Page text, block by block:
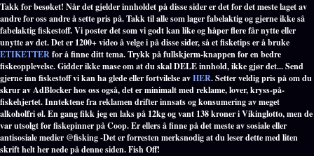
Takk for besøket! Når det gjelder innholdet på disse sider er det for det meste laget av
andre for oss andre å sette pris på. Takk til alle som lager fabelaktig og gjerne ikke så
fabelaktig fiskestoff. Vi poster det som vi godt kan like og håper flere får nytte eller
unytte av det. Det er 1200+ video å velge i på disse sider, så et fisketips er å bruke
ETIKETTERfor å finne ditt tema. Trykk på fullskjerm-knappen for en bedre
fiskeopplevelse. Gidder ikke mase om at du skal DELE innhold, ikke gjør det... Send
gjerne inn fiskestoff vi kan ha glede eller fortvilelse avHER. Setter veldig pris på om du
skrur av AdBlocker hos oss også, det er minimalt med reklame, lover, kryss-på-
fiskehjertet. Inntektene fra reklamen drifter innsats og konsumering av meget
alkoholfri øl. En gang fikk jeg en laks på 12kg og vant 138 kroner i Vikinglotto, men de
var utsolgt for fiskepinner på Coop. Er ellers å finne på det meste av sosiale eller
antisosiale medier @fisking -Det er forresten merksnodig at du leser dette med liten
skrift helt her nede på denne siden. Fish Off!